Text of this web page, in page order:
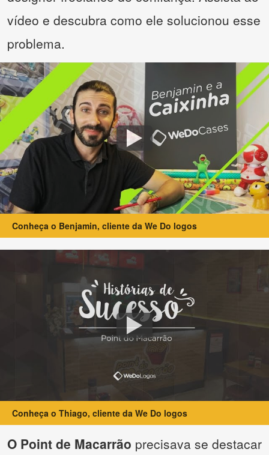
vídeo e descubra como ele solucionou esse
problema.
Conheça o Benjamin, cliente da We Do logos
Conheça o Thiago, cliente da We Do logos
O Point de Macarrão precisava se destacar